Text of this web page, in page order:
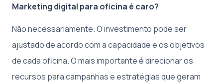
Marketing digital para oficina é caro?
Não necessariamente. O investimento pode ser
ajustado de acordo com a capacidade e os objetivos
de cada oficina. O mais importante é direcionar os
recursos para campanhas e estratégias que geram